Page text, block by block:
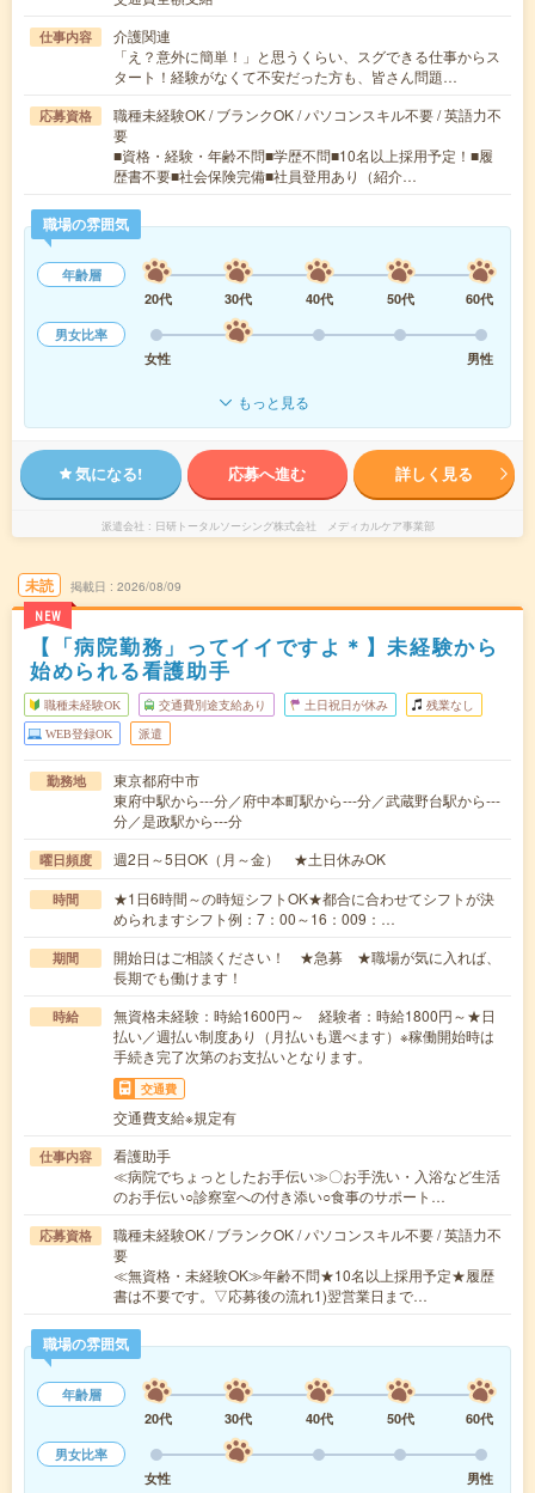
仕事内容
介護関連
「え？意外に簡単！」と思うくらい、スグできる仕事からス
タート！経験がなくて不安だった方も、皆さん問題…
応募資格
職種未経験OK / ブランクOK / パソコンスキル不要 / 英語力不
要
■資格・経験・年齢不問■学歴不問■10名以上採用予定！■履
歴書不要■社会保険完備■社員登用あり（紹介…
職場の雰囲気
年齢層
20代
30代 40代 50代
60代
男女比率
女性
男性
もっと見る
気になる! 応募へ進む 詳しく見る
派遣会社 日研トータルソーシング株式会社 メディカルケア事業部
未読
NEW
掲載日 2026/08/09
【「病院勤務」ってイイですよ＊】未経験から
始められる看護助手
職種未経験OK 交通費別途支給あり 土日祝日が休み 残業なし
WEB登録OK 派遣
勤務地
東京都府中市
東府中駅から---分／府中本町駅から---分／武蔵野台駅から---
分／是政駅から---分
曜日頻度 週2日～5日OK（月～金） ★土日休みOK
時間
★1日6時間～の時短シフトOK★都合に合わせてシフトが決
められますシフト例：7：00～16：009：…
期間
開始日はご相談ください！ ★急募 ★職場が気に入れば、
長期でも働けます！
時給
無資格未経験：時給1600円～ 経験者：時給1800円～★日
払い／週払い制度あり（月払いも選べます）※稼働開始時は
手続き完了次第のお支払いとなります。
交通費
交通費支給※規定有
仕事内容
看護助手
≪病院でちょっとしたお手伝い≫〇お手洗い・入浴など生活
のお手伝い○診察室への付き添い○食事のサポート…
応募資格
職種未経験OK / ブランクOK / パソコンスキル不要 / 英語力不
要
≪無資格・未経験OK≫年齢不問★10名以上採用予定★履歴
書は不要です。▽応募後の流れ1)翌営業日まで…
職場の雰囲気
年齢層
20代
30代 40代 50代
60代
男女比率
女性
男性